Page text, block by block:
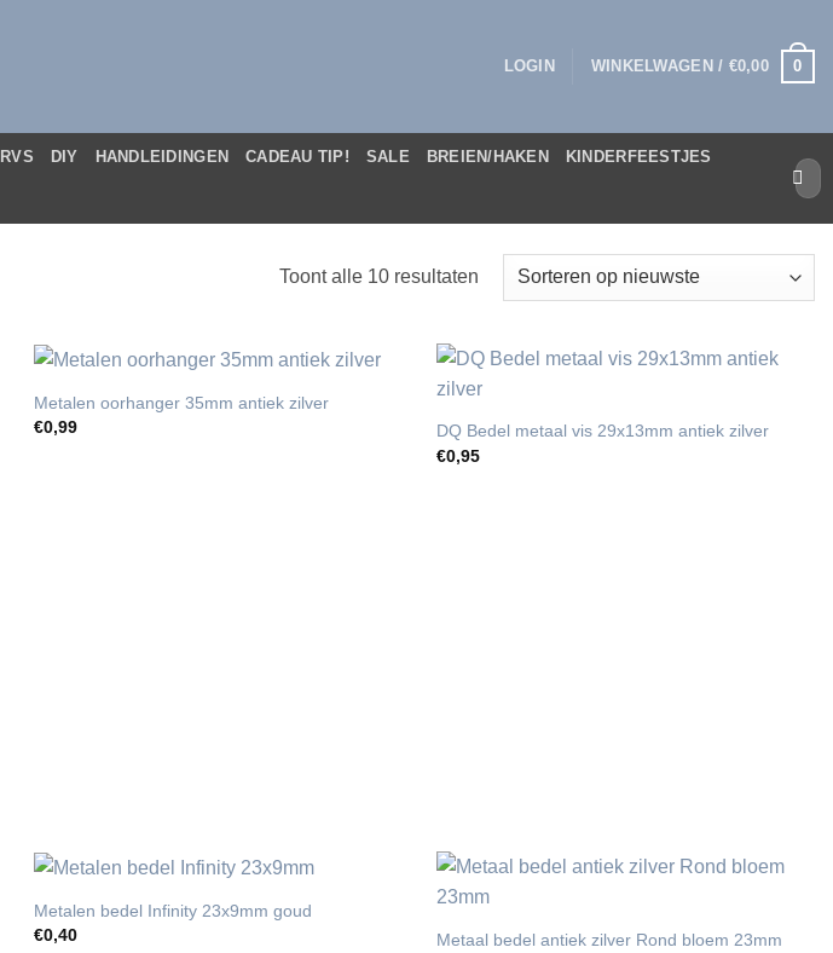
LOGIN WINKELWAGEN / €0,00 0
RVS DIY HANDLEIDINGEN CADEAU TIP! SALE BREIEN/HAKEN KINDERFEESTJES
naar:
Toont alle 10 resultatenGesorteerd
Metalen oorhanger 35mm antiek zilver
€0,99
DQ Bedel metaal vis 29x13mm antiek zilver
€0,95
Metalen bedel Infinity 23x9mm goud
€0,40
Metaal bedel antiek zilver Rond bloem 23mm